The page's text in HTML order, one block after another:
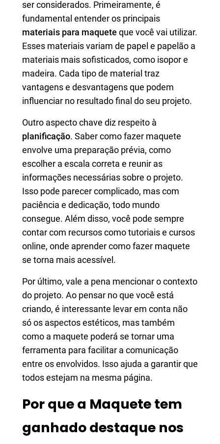
ser considerados. Primeiramente, é
fundamental entender os principais
materiais para maquete que você vai utilizar.
Esses materiais variam de papel e papelão a
materiais mais sofisticados, como isopor e
madeira. Cada tipo de material traz
vantagens e desvantagens que podem
influenciar no resultado final do seu projeto.
Outro aspecto chave diz respeito à
planificação. Saber como fazer maquete
envolve uma preparação prévia, como
escolher a escala correta e reunir as
informações necessárias sobre o projeto.
Isso pode parecer complicado, mas com
paciência e dedicação, todo mundo
consegue. Além disso, você pode sempre
contar com recursos como tutoriais e cursos
online, onde aprender como fazer maquete
se torna mais acessível.
Por último, vale a pena mencionar o contexto
do projeto. Ao pensar no que você está
criando, é interessante levar em conta não
só os aspectos estéticos, mas também
como a maquete poderá se tornar uma
ferramenta para facilitar a comunicação
entre os envolvidos. Isso ajuda a garantir que
todos estejam na mesma página.
Por que a Maquete tem
ganhado destaque nos